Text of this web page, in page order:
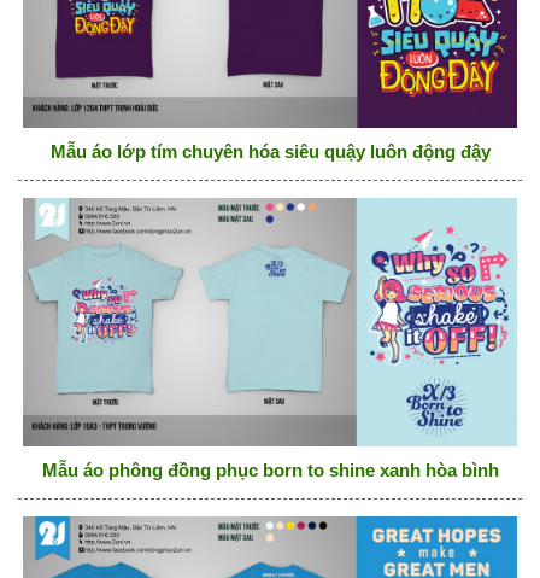
Mẫu áo lớp tím chuyên hóa siêu quậy luôn động đậy
Mẫu áo phông đồng phục born to shine xanh hòa bình